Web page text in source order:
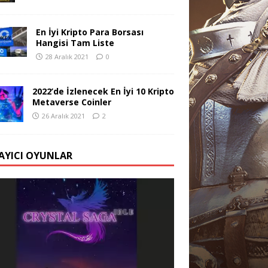
En İyi Kripto Para Borsası
Hangisi Tam Liste
28 Aralık 2021 0
2022’de İzlenecek En İyi 10 Kripto
Metaverse Coinler
26 Aralık 2021 2
OYUNLAR